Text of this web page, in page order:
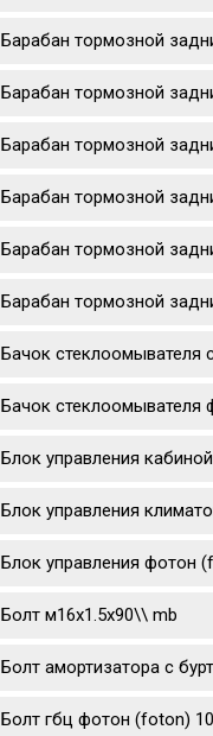
Барабан тормозной
Барабан тормозной
Барабан тормозной
Барабан тормозной
Барабан тормозной
Барабан тормозной
Бачок стеклоомывателя
Бачок стеклоомывателя
Блок управления кабиной
Блок управления
Блок управления фотон
Болт м16х1.5х90\\ mb
Болт амортизатора с
Болт гбц фотон (foton)